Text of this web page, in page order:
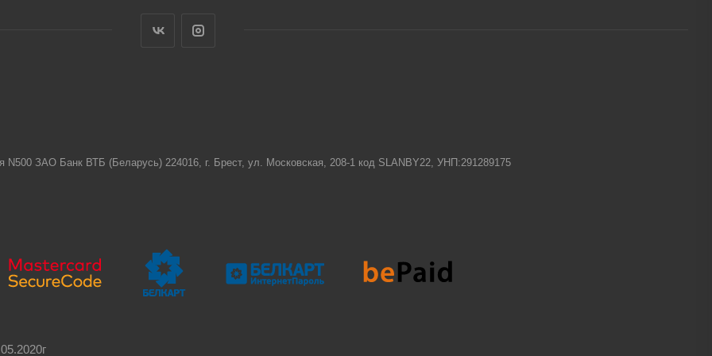
N500 ЗАО Банк ВТБ (Беларусь) 224016, г. Брест, ул. Московская, 208-1 код SLANBY22, УНП:291289175